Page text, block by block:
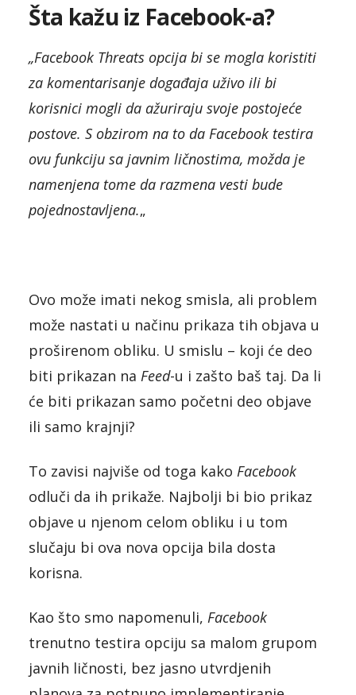
Šta kažu iz Facebook-a?
„Facebook Threats opcija bi se mogla koristiti
za komentarisanje događaja uživo ili bi
korisnici mogli da ažuriraju svoje postojeće
postove. S obzirom na to da Facebook testira
ovu funkciju sa javnim ličnostima, možda je
namenjena tome da razmena vesti bude
pojednostavljena.„
Ovo može imati nekog smisla, ali problem
može nastati u načinu prikaza tih objava u
proširenom obliku. U smislu – koji će deo
biti prikazan na Feed-u i zašto baš taj. Da li
će biti prikazan samo početni deo objave
ili samo krajnji?
To zavisi najviše od toga kakoFacebook
odluči da ih prikaže. Najbolji bi bio prikaz
objave u njenom celom obliku i u tom
slučaju bi ova nova opcija bila dosta
korisna.
Kao što smo napomenuli,Facebook
trenutno testira opciju sa malom grupom
javnih ličnosti, bez jasno utvrdjenih